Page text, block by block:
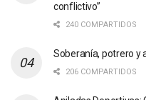
conflictivo”
240 COMPARTIDOS
Soberanía, potrero y
206 COMPARTIDOS